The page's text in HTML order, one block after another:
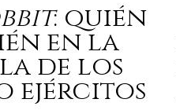
: quién
en la
de los
ejércitos